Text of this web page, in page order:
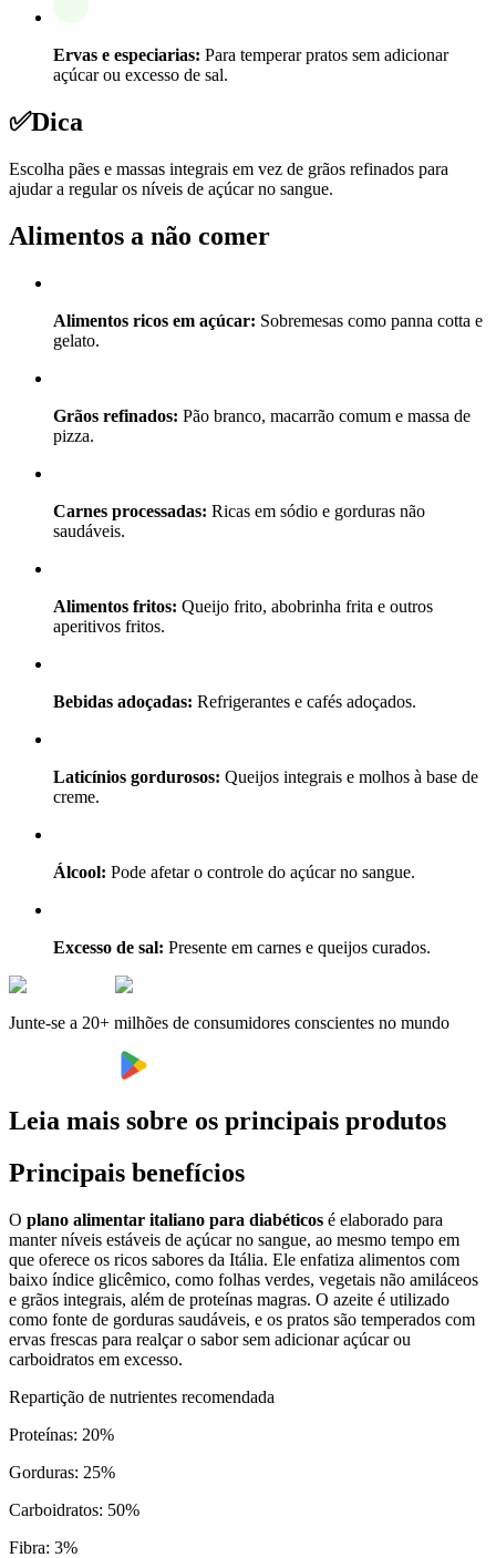
Ervas e especiarias: Para temperar pratos sem adicionar
açúcar ou excesso de sal.
✅Dica
Escolha pães e massas integrais em vez de grãos refinados para
ajudar a regular os níveis de açúcar no sangue.
Alimentos a não comer
Alimentos ricos em açúcar: Sobremesas como panna cotta e
gelato.
Grãos refinados: Pão branco, macarrão comum e massa de
pizza.
Carnes processadas: Ricas em sódio e gorduras não
saudáveis.
Alimentos fritos: Queijo frito, abobrinha frita e outros
aperitivos fritos.
Bebidas adoçadas: Refrigerantes e cafés adoçados.
Laticínios gordurosos: Queijos integrais e molhos à base de
creme.
Álcool: Pode afetar o controle do açúcar no sangue.
Excesso de sal: Presente em carnes e queijos curados.
Junte-se a 20+ milhões de consumidores conscientes no mundo
Leia mais sobre os principais produtos
Principais benefícios
O plano alimentar italiano para diabéticos é elaborado para
manter níveis estáveis de açúcar no sangue, ao mesmo tempo em
que oferece os ricos sabores da Itália. Ele enfatiza alimentos com
baixo índice glicêmico, como folhas verdes, vegetais não amiláceos
e grãos integrais, além de proteínas magras. O azeite é utilizado
como fonte de gorduras saudáveis, e os pratos são temperados com
ervas frescas para realçar o sabor sem adicionar açúcar ou
carboidratos em excesso.
Repartição de nutrientes recomendada
Proteínas: 20%
Gorduras: 25%
Carboidratos: 50%
Fibra: 3%